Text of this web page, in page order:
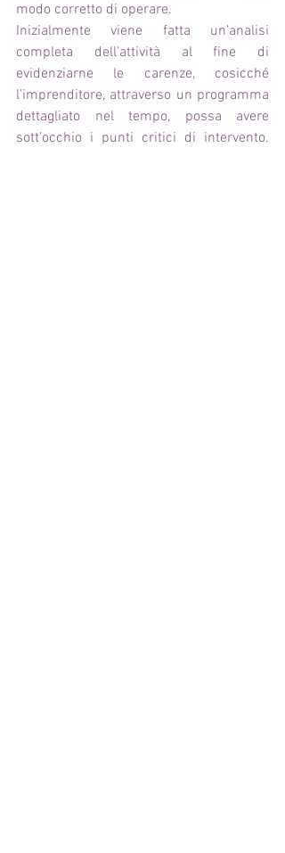
modo corretto di operare.
Inizialmente viene fatta un’analisi
completa dell’attività al fine di
evidenziarne le carenze, cosicché
l’imprenditore, attraverso un programma
dettagliato nel tempo, possa avere
sott’occhio i punti critici di intervento.